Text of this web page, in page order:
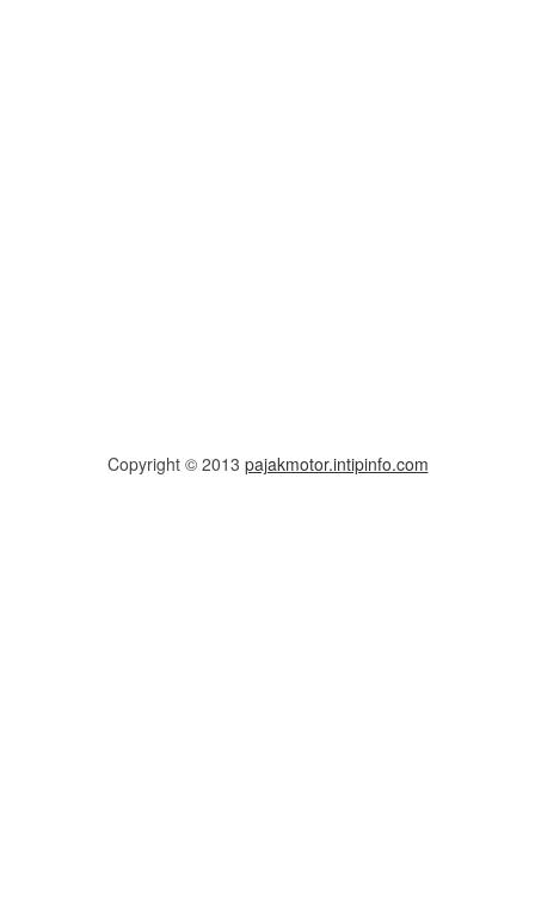
Copyright © 2013 pajakmotor.intipinfo.com